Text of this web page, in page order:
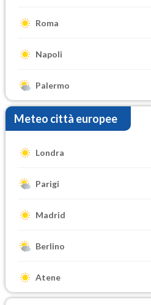
Roma
Napoli
Palermo
Meteo città europee
Londra
Parigi
Madrid
Berlino
Atene